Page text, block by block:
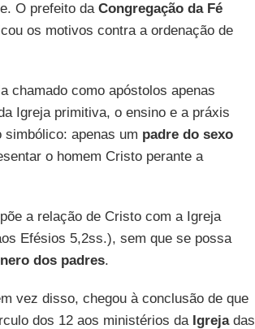
O prefeito da Congregação da Fé
os motivos contra a ordenação de
chamado como apóstolos apenas
Igreja primitiva, o ensino e a práxis
apenas um padre do sexo
o homem Cristo perante a
a relação de Cristo com a Igreja
Efésios 5,2ss.), sem que se possa
dos padres.
vez disso, chegou à conclusão de que
dos 12 aos ministérios da Igrejadas